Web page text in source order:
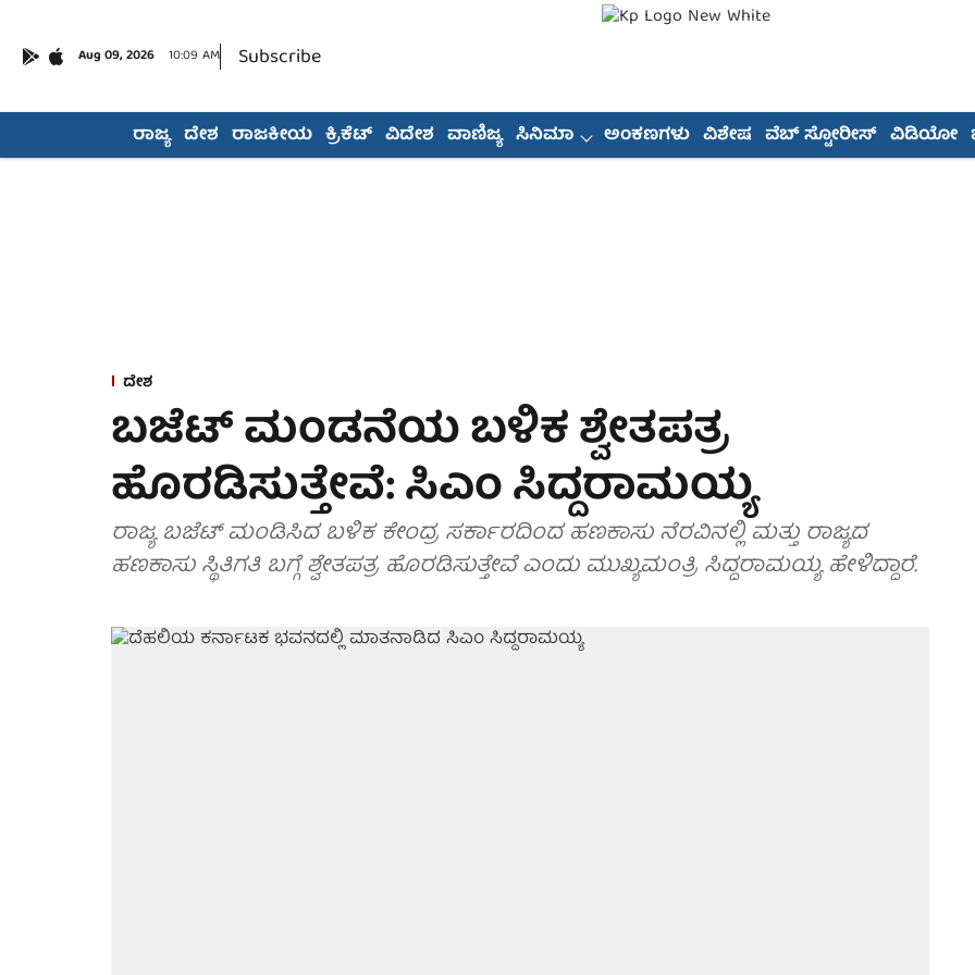
Aug 09, 2026 10:09 AM Subscribe
ರಾಜ್ಯ ದೇಶ ರಾಜಕೀಯ ಕ್ರಿಕೆಟ್ ವಿದೇಶ ವಾಣಿಜ್ಯ ಸಿನಿಮಾ ಅಂಕಣಗಳು ವಿಶೇಷ ವೆಬ್ ಸ್ಟೋರೀಸ್ ವಿಡಿಯೋ
ದೇಶ
ಬಜೆಟ್ ಮಂಡನೆಯ ಬಳಿಕ ಶ್ವೇತಪತ್ರ
ಹೊರಡಿಸುತ್ತೇವೆ: ಸಿಎಂ ಸಿದ್ದರಾಮಯ್ಯ
ರಾಜ್ಯ ಬಜೆಟ್ ಮಂಡಿಸಿದ ಬಳಿಕ ಕೇಂದ್ರ ಸರ್ಕಾರದಿಂದ ಹಣಕಾಸು ನೆರವಿನಲ್ಲಿ ಮತ್ತು ರಾಜ್ಯದ
ಹಣಕಾಸು ಸ್ಥಿತಿಗತಿ ಬಗ್ಗೆ ಶ್ವೇತಪತ್ರ ಹೊರಡಿಸುತ್ತೇವೆ ಎಂದು ಮುಖ್ಯಮಂತ್ರಿ ಸಿದ್ದರಾಮಯ್ಯ ಹೇಳಿದ್ದಾರೆ.